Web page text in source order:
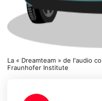
La « Dreamteam » de l'audio
Fraunhofer Institute